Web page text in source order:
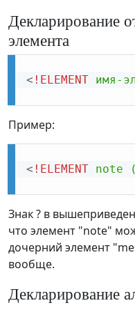
Декларирование
элемента
< !ELEMENT имя-
Пример:
< !ELEMENT note
Знак ? в
что элемент "note"
дочерний элемент
вообще.
Декларирование